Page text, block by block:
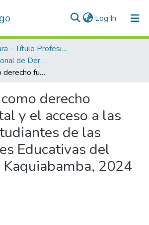
Log In (current)
Licenciatura - Título Profesional
Escuela Profesional de Derecho
Educación como derecho fundamental y el acceso a las TICs en estudiantes de las Instituciones Educativas del Distrito de Kaquiabamba, 2024
derecho
y el acceso a las
de las
Educativas del
2024